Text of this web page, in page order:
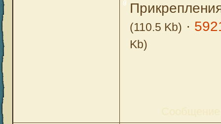
(110.5 Kb) ·
Kb)